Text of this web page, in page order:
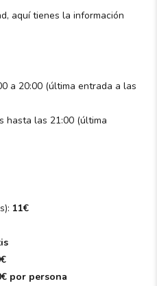
aquí tienes la información
a 20:00 (última entrada a las
hasta las 21:00 (última
11€
por persona